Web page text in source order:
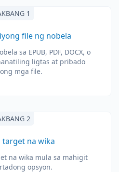
1
file ng nobela
sa EPUB, PDF, DOCX, o
ligtas at pribado
mga file.
2
target na wika
na wika mula sa mahigit
opsyon.